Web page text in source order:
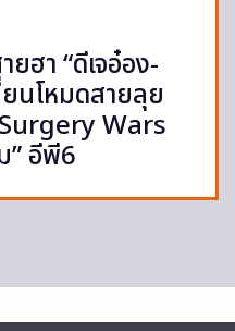
ฮา “ดีเจอ๋อง-
นโหมดสายลุย
Wars
” อีพี6